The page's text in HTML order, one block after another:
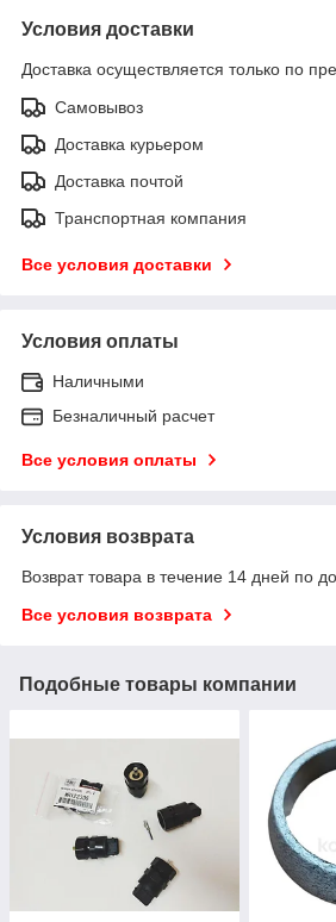
Условия доставки
Доставка осуществляется только по
Самовывоз
Доставка курьером
Доставка почтой
Транспортная компания
Все условия доставки
Условия оплаты
Наличными
Безналичный расчет
Все условия оплаты
Условия возврата
Возврат товара в течение 14 дней по
Все условия возврата
Подобные товары компании